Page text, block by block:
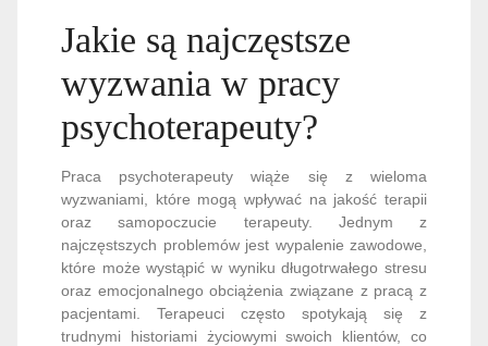
Jakie są najczęstsze
wyzwania w pracy
psychoterapeuty?
Praca psychoterapeuty wiąże się z wieloma
wyzwaniami, które mogą wpływać na jakość terapii
oraz samopoczucie terapeuty. Jednym z
najczęstszych problemów jest wypalenie zawodowe,
które może wystąpić w wyniku długotrwałego stresu
oraz emocjonalnego obciążenia związane z pracą z
pacjentami. Terapeuci często spotykają się z
trudnymi historiami życiowymi swoich klientów, co